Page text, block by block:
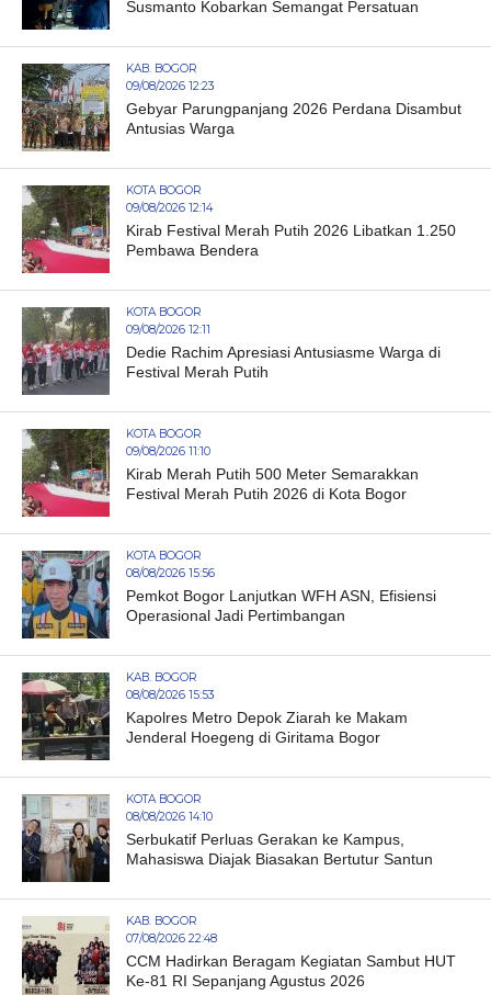
Susmanto Kobarkan Semangat Persatuan
KAB. BOGOR
09/08/2026 12:23
Gebyar Parungpanjang 2026 Perdana Disambut
Antusias Warga
KOTA BOGOR
09/08/2026 12:14
Kirab Festival Merah Putih 2026 Libatkan 1.250
Pembawa Bendera
KOTA BOGOR
09/08/2026 12:11
Dedie Rachim Apresiasi Antusiasme Warga di
Festival Merah Putih
KOTA BOGOR
09/08/2026 11:10
Kirab Merah Putih 500 Meter Semarakkan
Festival Merah Putih 2026 di Kota Bogor
KOTA BOGOR
08/08/2026 15:56
Pemkot Bogor Lanjutkan WFH ASN, Efisiensi
Operasional Jadi Pertimbangan
KAB. BOGOR
08/08/2026 15:53
Kapolres Metro Depok Ziarah ke Makam
Jenderal Hoegeng di Giritama Bogor
KOTA BOGOR
08/08/2026 14:10
Serbukatif Perluas Gerakan ke Kampus,
Mahasiswa Diajak Biasakan Bertutur Santun
KAB. BOGOR
07/08/2026 22:48
CCM Hadirkan Beragam Kegiatan Sambut HUT
Ke-81 RI Sepanjang Agustus 2026